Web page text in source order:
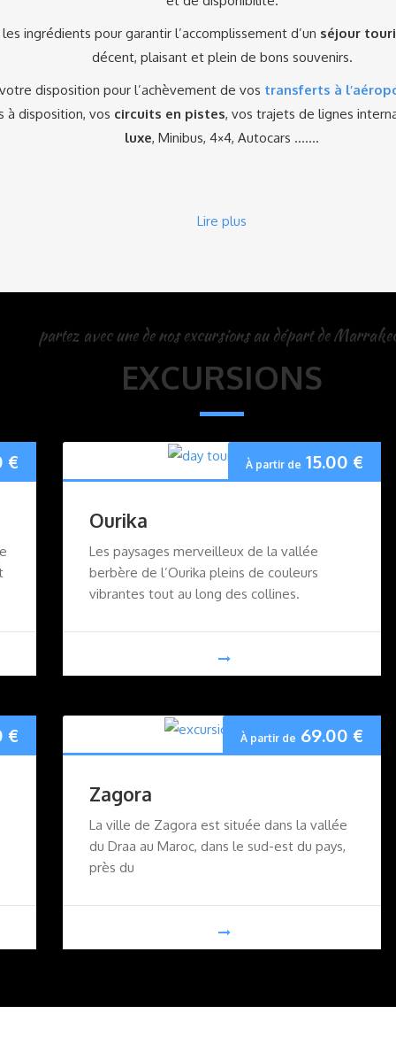
ingrédients pour garantir l’accomplissement d’un séjour
décent, plaisant et plein de bons souvenirs.
disposition pour l’achèvement de vos transferts à
à disposition, vos circuits en pistes, vos trajets de lignes
luxe, Minibus, 4×4, Autocars …….
Lire plus
partez avec une de nos excursions au départ de
EXCURSIONS
€ À partir de 15.00 €
Ourika
Les paysages merveilleux de la vallée
berbère de l’Ourika pleins de couleurs
vibrantes tout au long des collines.
€ À partir de 69.00 €
Zagora
La ville de Zagora est située dans la vallée
du Draa au Maroc, dans le sud-est du pays,
près du